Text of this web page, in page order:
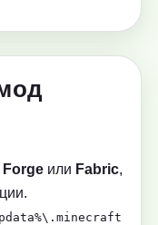
Forge или Fabric,